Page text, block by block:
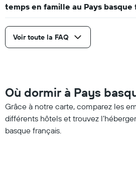
temps en famille au Pays basque
Voir toute la FAQ
Où dormir à Pays
Grâce à notre carte, comparez les
différents hôtels et trouvez
basque français.